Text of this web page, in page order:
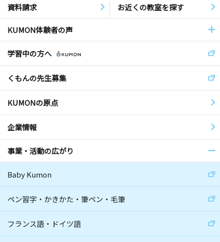
資料請求 お近くの教室を探す
KUMON体験者の声
学習中の方へ
くもんの先生募集
KUMONの原点
企業情報
事業・活動の広がり
Baby Kumon
ペン習字・かきかた・筆ペン・毛筆
フランス語・ドイツ語